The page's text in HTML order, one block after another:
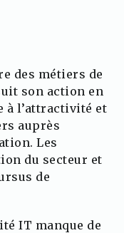
des métiers de
son action en
à l’attractivité et
auprès
Les
du secteur et
de
IT manque de